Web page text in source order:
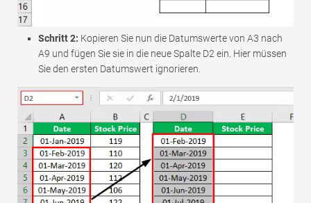
Schritt 2: Kopieren Sie nun die Datumswerte von A3 nach
A9 und fügen Sie sie in die neue Spalte D2 ein. Hier müssen
Sie den ersten Datumswert ignorieren.